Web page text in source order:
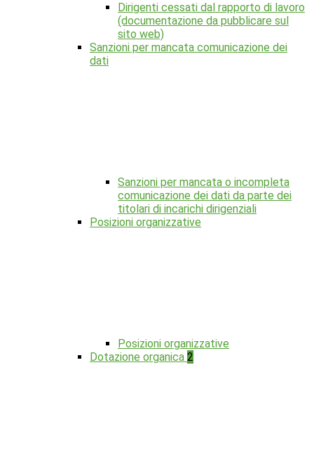
Dirigenti cessati dal rapporto di lavoro
(documentazione da pubblicare sul
sito web)
Sanzioni per mancata comunicazione dei
dati
Sanzioni per mancata o incompleta
comunicazione dei dati da parte dei
titolari di incarichi dirigenziali
Posizioni organizzative
Posizioni organizzative
Dotazione organica 2